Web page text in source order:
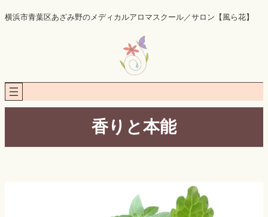
容
プ
横浜市青葉区あざみ野のメディカルアロマスクール／サロン【風ら花】
香りと本能